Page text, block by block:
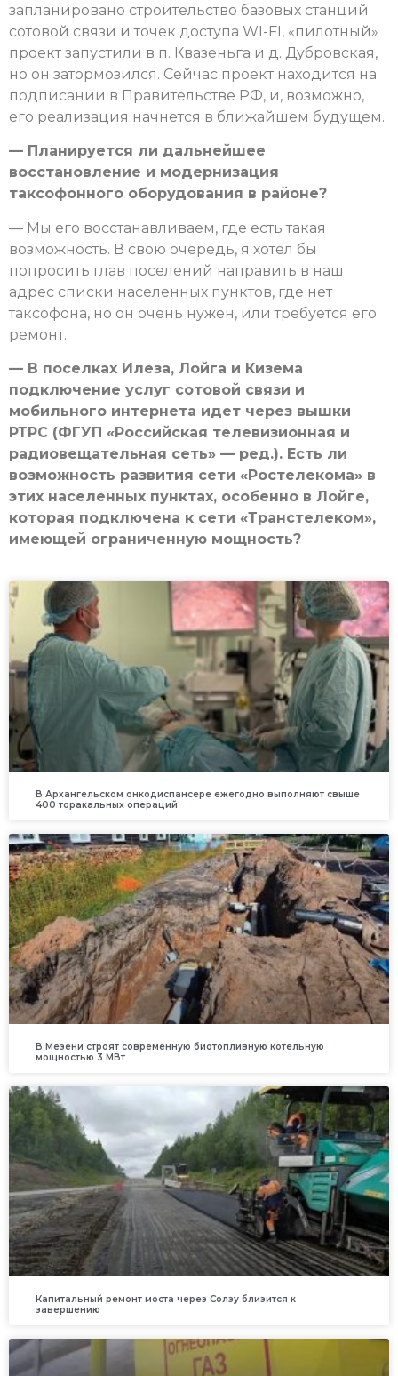
запланировано строительство базовых станций
сотовой связи и точек доступа WI-FI, «пилотный»
проект запустили в п. Квазеньга и д. Дубровская,
но он затормозился. Сейчас проект находится на
подписании в Правительстве РФ, и, возможно,
его реализация начнется в ближайшем будущем.
— Планируется ли дальнейшее
восстановление и модернизация
таксофонного оборудования в районе?
— Мы его восстанавливаем, где есть такая
возможность. В свою очередь, я хотел бы
попросить глав поселений направить в наш
адрес списки населенных пунктов, где нет
таксофона, но он очень нужен, или требуется его
ремонт.
— В поселках Илеза, Лойга и Кизема
подключение услуг сотовой связи и
мобильного интернета идет через вышки
РТРС (ФГУП «Российская телевизионная и
радиовещательная сеть» — ред.). Есть ли
возможность развития сети «Ростелекома» в
этих населенных пунктах, особенно в Лойге,
которая подключена к сети «Транстелеком»,
имеющей ограниченную мощность?
В Архангельском онкодиспансере ежегодно выполняют свыше
400 торакальных операций
В Мезени строят современную биотопливную котельную
мощностью 3 МВт
Капитальный ремонт моста через Солзу близится к
завершению